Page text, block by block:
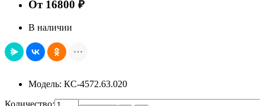
От 16800 ₽
В наличии
Модель: КС-4572.63.020
Количество: